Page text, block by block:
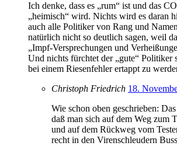
Ich denke, dass es „rum“ ist und das
„heimisch“ wird. Nichts wird es daran
auch alle Politiker von Rang und
natürlich nicht so deutlich sagen, weil
„Impf-Versprechungen und
Und nichts fürchtet der „gute“ Politiker
bei einem Riesenfehler ertappt zu
Christoph Friedrich 18.
Wie schon oben geschrieben:
daß man sich auf dem Weg zum
und auf dem Rückweg vom
recht in den Virenschleudern